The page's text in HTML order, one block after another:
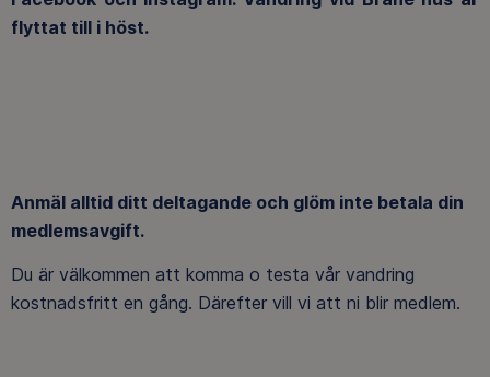
flyttat till i höst.
Anmäl alltid ditt deltagande och glöm inte betala din
medlemsavgift.
Du är välkommen att komma o testa vår vandring
kostnadsfritt en gång. Därefter vill vi att ni blir medlem.